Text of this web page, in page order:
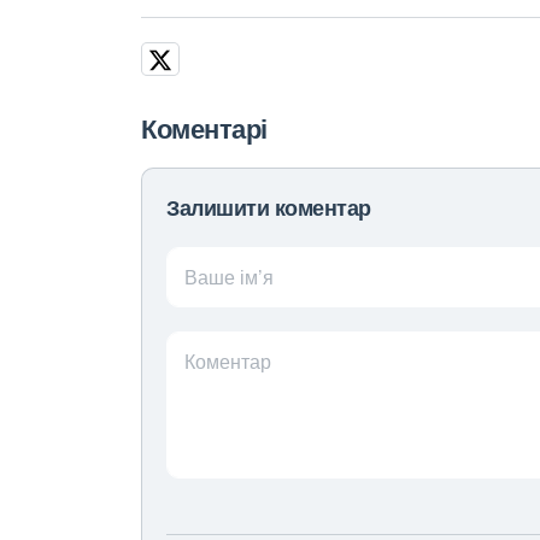
Коментарі
Залишити коментар
Ваше ім’я
Коментар